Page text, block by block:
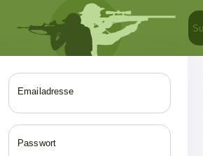
Emailadresse
Passwort